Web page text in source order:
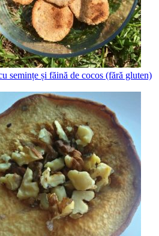
semințe și făină de cocos (fără gluten)